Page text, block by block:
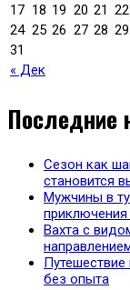
« Дек
17 18 19 20 21 22
24 25 26 27 28 29
31
Последние
Сезон как
становится
Мужчины в
приключения
Вахта с
Путешествие
без опыта